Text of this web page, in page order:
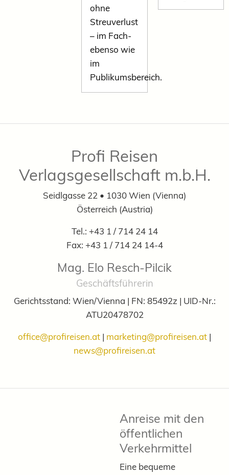
ohne
Streuverlust
– im Fach-
ebenso wie
im
Publikumsbereich.
Profi Reisen
Verlagsgesellschaft m.b.H.
Seidlgasse 22 • 1030 Wien (Vienna)
Österreich (Austria)
Tel.: +43 1 / 714 24 14
Fax: +43 1 / 714 24 14-4
Mag. Elo Resch-Pilcik
Geschäftsführerin
Gerichtsstand: Wien/Vienna | FN: 85492z | UID-Nr.:
ATU20478702
office@profireisen.at | marketing@profireisen.at |
news@profireisen.at
Anreise mit den
öffentlichen
Verkehrmittel
Eine bequeme